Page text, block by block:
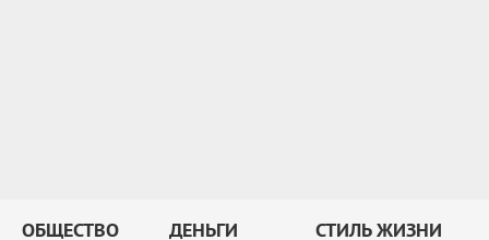
ОБЩЕСТВО ДЕНЬГИ СТИЛЬ ЖИЗНИ